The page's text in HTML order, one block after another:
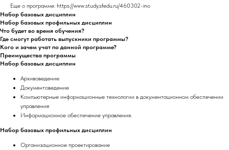
Еще о программе: https://www.study.sfedu.ru/460302-ino
Набор базовых дисциплин
Набор базовых профильных дисциплин
Что будет во время обучения?
Где смогут работать выпускники программы?
Кого и зачем учат по данной программе?
Преимущества программы
Набор базовых дисциплин
Архивоведение
Документоведение
Компьютерные информационные технологии в документационном обеспечении
управления
Информационное обеспечение управления.
Набор базовых профильных дисциплин
Организационное проектирование